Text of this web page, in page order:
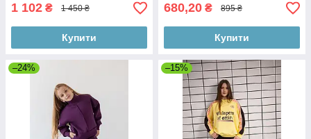
1 102 ₴ 1 450 ₴
Купити
680,20 ₴ 895 ₴
Купити
–24% –15%